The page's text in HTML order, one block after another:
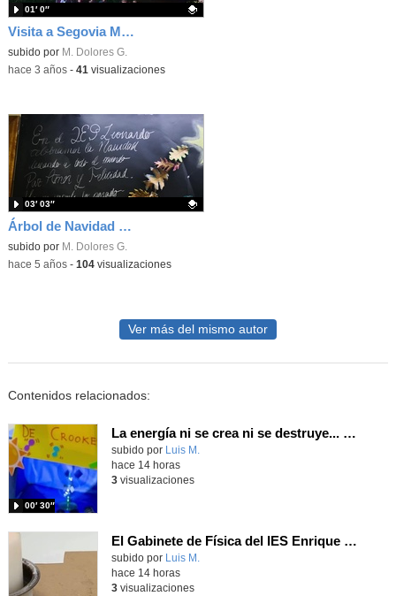
Visita a Segovia Mayo'23_APS INTERPARES
Contenido educativo.
subido por M. Dolores G.
01′ 0″
-hace 3 años- 41 visualizaciones
Árbol de Navidad EcoSOStenible 2021_IES_LeonardoDaVinci
Contenido educativo.
subido por M. Dolores G.
03′ 03″
-hace 5 años- 104visualizaciones
Ver más del mismo autor
Contenidos relacionados:
La energía ni se crea ni se destruye... ¡se experimenta! El Tierno en la Feria Madrid es Ciencia 2026
Contenido educativo.
subido por Luis M.
00′ 30″
hace 14 horas
3visualizaciones
El Gabinete de Física del IES Enrique Tierno Galván de Parla (Curso 25-26)
Contenido educativo.
subido por Luis M.
hace 14 horas
3visualizaciones